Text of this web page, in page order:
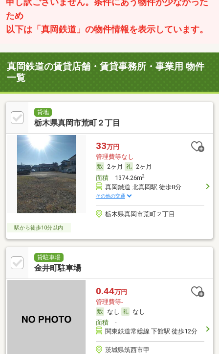
申し訳ございません。条件にあう物件が少なかった
ため
以下は「真岡鉄道」の物件情報を表示しています。
真岡鉄道の賃貸店舗・賃貸事務所・事業用 物件
一覧
貸地
栃木県真岡市荒町２丁目
33万円
管理費等なし
2ヶ月
2ヶ月
面積1374.26m2
真岡鐵道 北真岡駅 徒歩8分
その他の交通
栃木県真岡市荒町２丁目
駅から徒歩10分以内
貸駐車場
金井町駐車場
0.44万円
管理費等-
なし
なし
面積-
関東鉄道常総線 下館駅 徒歩12分
茨城県筑西市甲